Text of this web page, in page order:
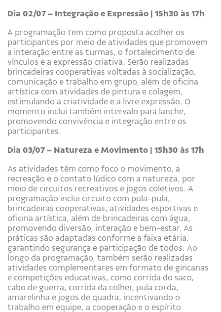
Dia 02/07 – Integração e Expressão | 15h30 às 17h
A programação tem como proposta acolher os
participantes por meio de atividades que promovem
a interação entre as turmas, o fortalecimento de
vínculos e a expressão criativa. Serão realizadas
brincadeiras cooperativas voltadas à socialização,
comunicação e trabalho em grupo, além de oficina
artística com atividades de pintura e colagem,
estimulando a criatividade e a livre expressão. O
momento inclui também intervalo para lanche,
promovendo convivência e integração entre os
participantes.
Dia 03/07 – Natureza e Movimento | 15h30 às 17h
As atividades têm como foco o movimento, a
recreação e o contato lúdico com a natureza, por
meio de circuitos recreativos e jogos coletivos. A
programação inclui circuito com pula-pula,
brincadeiras cooperativas, atividades esportivas e
oficina artística, além de brincadeiras com água,
promovendo diversão, interação e bem-estar. As
práticas são adaptadas conforme a faixa etária,
garantindo segurança e participação de todos. Ao
longo da programação, também serão realizadas
atividades complementares em formato de gincanas
e competições educativas, como corrida do saco,
cabo de guerra, corrida da colher, pula corda,
amarelinha e jogos de quadra, incentivando o
trabalho em equipe, a cooperação e o espírito